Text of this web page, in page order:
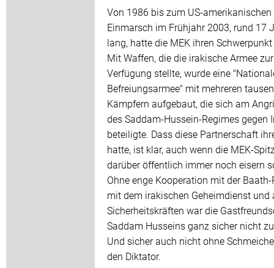
Von 1986 bis zum US-amerikanischen
Einmarsch im Frühjahr 2003, rund 17
lang, hatte die MEK ihren
Mit Waffen, die die irakische Armee zur
Verfügung stellte, wurde eine
Befreiungsarmee" mit mehreren
Kämpfern aufgebaut, die sich am
des Saddam-Hussein-Regimes gegen
beteiligte. Dass diese Partnerschaft
hatte, ist klar, auch wenn die MEK-
darüber öffentlich immer noch eisern
Ohne enge Kooperation mit der Baath-
mit dem irakischen Geheimdienst und
Sicherheitskräften war die
Saddam Husseins ganz sicher nicht
Und sicher auch nicht ohne
den Diktator.